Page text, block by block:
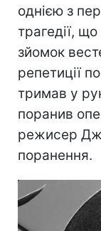
однією з
трагедії,
зйомок
репетиції
тримав у
поранив
режисер
поранення.